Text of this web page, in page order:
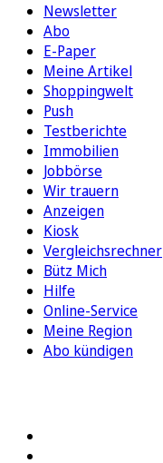
Newsletter
Abo
E-Paper
Meine Artikel
Shoppingwelt
Push
Testberichte
Immobilien
Jobbörse
Wir trauern
Anzeigen
Kiosk
Vergleichsrechner
Bütz Mich
Hilfe
Online-Service
Meine Region
Abo kündigen